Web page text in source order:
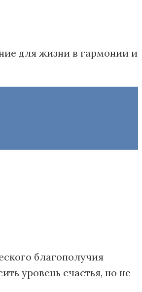
для жизни в гармонии и
благополучия
уровень счастья, но не